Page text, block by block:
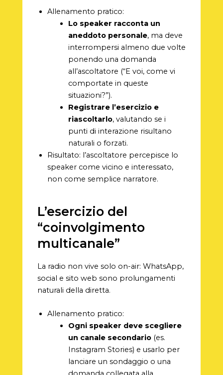
Allenamento pratico:
Lo speaker racconta un
aneddoto personale, ma deve
interrompersi almeno due volte
ponendo una domanda
all’ascoltatore (“E voi, come vi
comportate in queste
situazioni?”).
Registrare l’esercizio e
riascoltarlo, valutando se i
punti di interazione risultano
naturali o forzati.
Risultato: l’ascoltatore percepisce lo
speaker come vicino e interessato,
non come semplice narratore.
L’esercizio del
“coinvolgimento
multicanale”
La radio non vive solo on-air: WhatsApp,
social e sito web sono prolungamenti
naturali della diretta.
Allenamento pratico:
Ogni speaker deve scegliere
un canale secondario(es.
Instagram Stories) e usarlo per
lanciare un sondaggio o una